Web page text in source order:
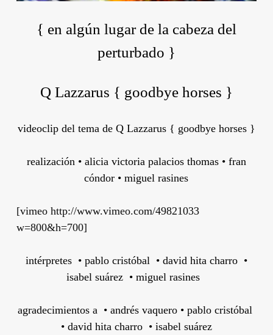
{ en algún lugar de la cabeza del
perturbado }
Q Lazzarus { goodbye horses }
videoclip del tema de Q Lazzarus { goodbye horses }
realización • alicia victoria palacios thomas • fran
cóndor • miguel rasines
[vimeo http://www.vimeo.com/49821033
w=800&h=700]
intérpretes • pablo cristóbal • david hita charro •
isabel suárez • miguel rasines
agradecimientos a • andrés vaquero • pablo cristóbal
• david hita charro • isabel suárez